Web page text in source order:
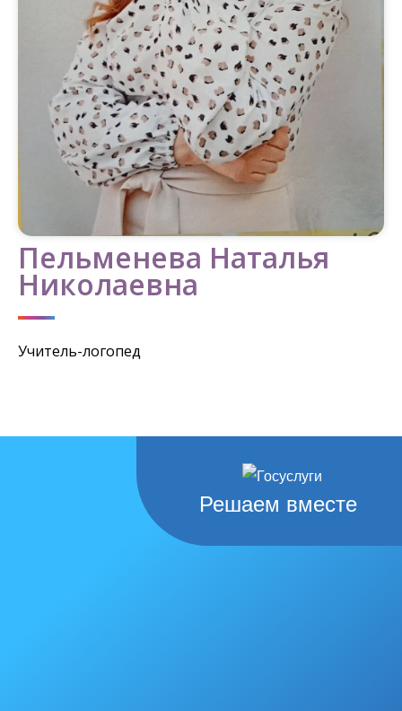
Пельменева Наталья
Николаевна
Учитель-логопед
Решаем вместе